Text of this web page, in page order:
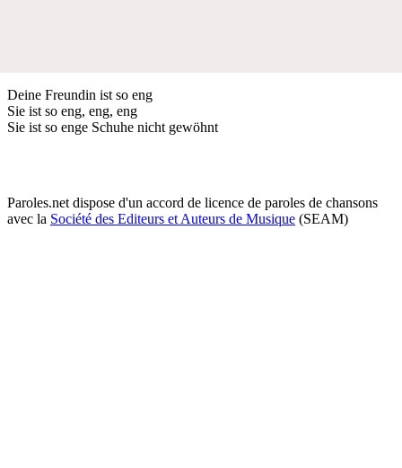
Deine Freundin ist so eng
Sie ist so eng, eng, eng
Sie ist so enge Schuhe nicht gewöhnt
Paroles.net dispose d'un accord de licence de paroles de chansons
avec la Société des Editeurs et Auteurs de Musique (SEAM)